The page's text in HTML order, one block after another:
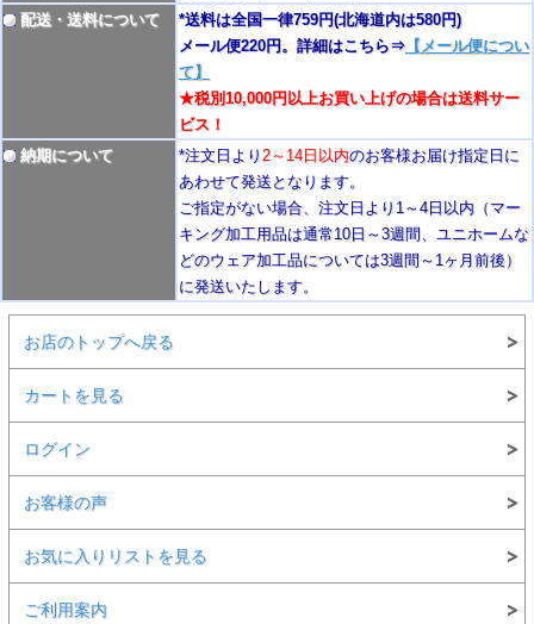
配送・送料について
*送料は全国一律759円(北海道内は580円)
メール便220円。詳細はこちら⇒ 【メール便につい
て】
★税別10,000円以上お買い上げの場合は送料サー
ビス！
納期について
*注文日より 2～14日以内のお客様お届け指定日に
あわせて発送となります。
ご指定がない場合、注文日より1～4日以内 （マー
キング加工用品は通常10日 ～3週間 、ユニホームな
どのウェア加工品については3週間～ 1ヶ月前後 ）
に発送いたします。
お店のトップへ戻る
カートを見る
ログイン
お客様の声
お気に入りリストを見る
ご利用案内